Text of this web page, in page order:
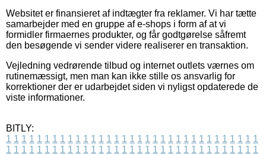
Websitet er finansieret af indtægter fra reklamer. Vi har tætte
samarbejder med en gruppe af e-shops i form af at vi
formidler firmaernes produkter, og får godtgørelse såfremt
den besøgende vi sender videre realiserer en transaktion.
Vejledning vedrørende tilbud og internet outlets værnes om
rutinemæssigt, men man kan ikke stille os ansvarlig for
korrektioner der er udarbejdet siden vi nyligst opdaterede de
viste informationer.
BITLY:
1 1 1 1 1 1 1 1 1 1 1 1 1 1 1 1 1 1 1 1 1 1 1 1 1 1 1 1 1 1 1 1 1
1 1 1 1 1 1 1 1 1 1 1 1 1 1 1 1 1 1 1 1 1 1 1 1 1 1 1 1 1 1 1 1 1